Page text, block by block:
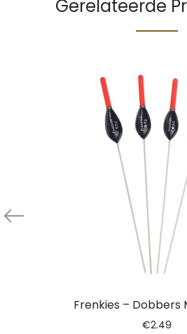
Gerelateerde
Frenkies – Dobbers
€2.49